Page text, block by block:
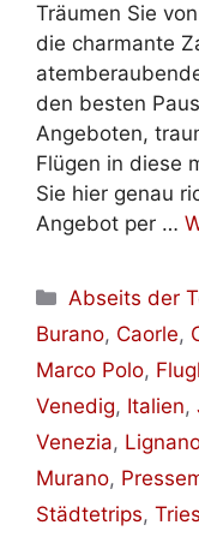
Träumen Sie
die charmante
den besten
Angeboten,
Flügen in diese
Sie hier genau
Angebot per …
Kategorien
Abseits der
Burano, Caorle,
Marco Polo,
Venedig, Italien,
Venezia,
Murano,
Städtetrips,